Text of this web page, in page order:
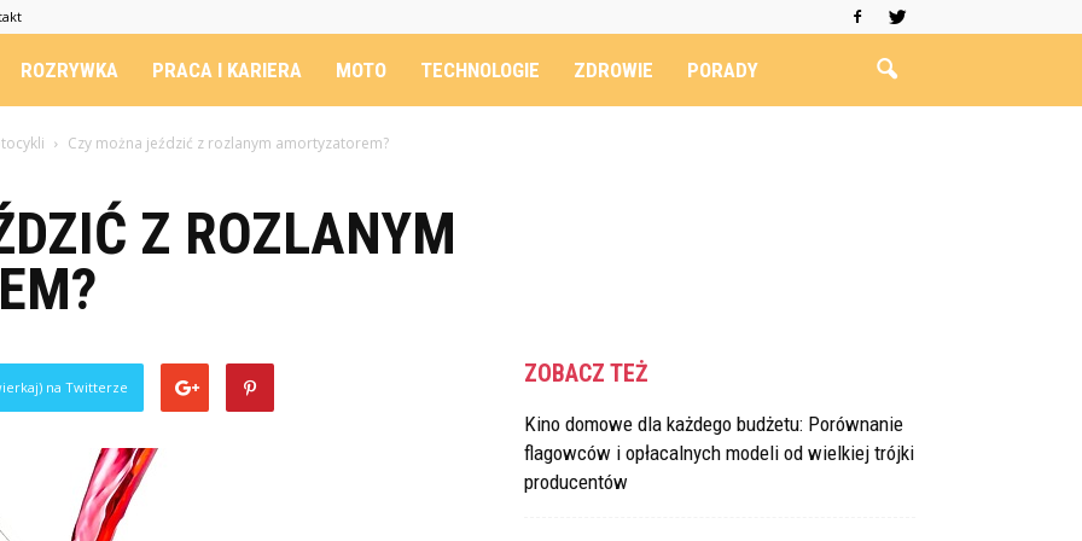
ROZRYWKA PRACA I KARIERA MOTO TECHNOLOGIE ZDROWIE PORADY
Czy można jeździć z rozlanym amortyzatorem?
Z ROZLANYM
na Twitterze ZOBACZ TEŻ
Kino domowe dla każdego budżetu: Porównanie
flagowców i opłacalnych modeli od wielkiej trójki
producentów